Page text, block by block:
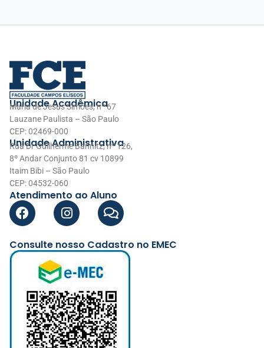
Unidade Acadêmica
Maria de Jesus Simões, nº 67
Lauzane Paulista – São Paulo
CEP: 02469-000
Unidade Administrativa
Rua Dr Guilherme Bannitz, nº 126,
8º Andar Conjunto 81 cv 10899
Itaim Bibi – São Paulo
CEP: 04532-060
Atendimento ao Aluno
Consulte nosso Cadastro no EMEC